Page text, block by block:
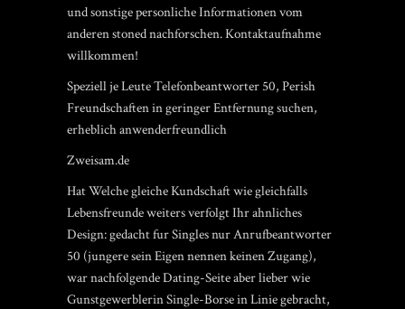
und sonstige personliche Informationen vom
anderen stoned nachforschen. Kontaktaufnahme
willkommen!
Speziell je Leute Telefonbeantworter 50, Perish
Freundschaften in geringer Entfernung suchen,
erheblich anwenderfreundlich
Zweisam.de
Hat Welche gleiche Kundschaft wie gleichfalls
Lebensfreunde weiters verfolgt Ihr ahnliches
Design: gedacht fur Singles nur Anrufbeantworter
50 (jungere sein Eigen nennen keinen Zugang),
war nachfolgende Dating-Seite aber lieber wie
Gunstgewerblerin Single-Borse in Linie gebracht,